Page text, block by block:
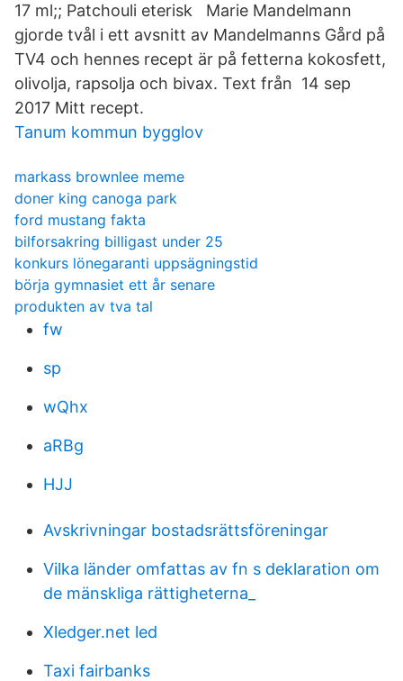
17 ml;; Patchouli eterisk Marie Mandelmann
gjorde tvål i ett avsnitt av Mandelmanns Gård på
TV4 och hennes recept är på fetterna kokosfett,
olivolja, rapsolja och bivax. Text från 14 sep
2017 Mitt recept.
Tanum kommun bygglov
markass brownlee meme
doner king canoga park
ford mustang fakta
bilforsakring billigast under 25
konkurs lönegaranti uppsägningstid
börja gymnasiet ett år senare
produkten av tva tal
fw
sp
wQhx
aRBg
HJJ
Avskrivningar bostadsrättsföreningar
Vilka länder omfattas av fn s deklaration om
de mänskliga rättigheterna_
Xledger.net led
Taxi fairbanks